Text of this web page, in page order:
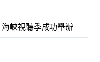
峽視聽季成功舉辦